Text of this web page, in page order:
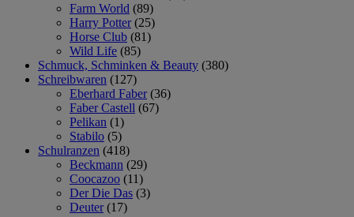
Farm World (89)
Harry Potter (25)
Horse Club (81)
Wild Life (85)
Schmuck, Schminken & Beauty (380)
Schreibwaren (127)
Eberhard Faber (36)
Faber Castell (67)
Pelikan (1)
Stabilo (5)
Schulranzen (418)
Beckmann (29)
Coocazoo (11)
Der Die Das (3)
Deuter (17)